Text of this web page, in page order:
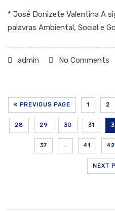
* José Donizete Valentina A
palavras Ambiental, Social e
admin No Comments
« PREVIOUS PAGE 1 2
28 29 30 31
37 … 41 42
NEXT